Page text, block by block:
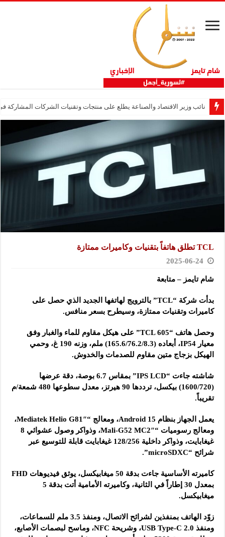
نائب وزير الاقتصاد والصناعة يطلع على منتجات وتقنيات الشركات المشاركة في
TCL تطلق هاتفاً بتقنيات وكاميرات ممتازة
2025-06-24
شام تايمز – متابعة
بدأت شركة “TCL” بالترويج لهاتفها الجديد الذي حصل على
كاميرات وتقنيات ممتازة، وسيطرح بسعر منافس.
وحصل هاتف “TCL 605” على هيكل مقاوم للماء والغبار وفق
معيار IP54، أبعاده (165.6/76.2/8.3) ملم، وزنه 190 غ، وحمي
الهيكل بزجاج متين مقاوم للصدمات والخدوش.
شاشته جاءت “IPS LCD” بمقاس 6.7 بوصة، دقة عرضها
(1600/720) بيكسل، ترددها 90 هيرتز، معدل سطوعها 480 شمعة/م
تقريباً.
يعمل الجهاز بنظام Android 15، ومعالج “Mediatek Helio G81″،
ومعالج رسوميات “Mali-G52 MC2″، وذواكر وصول عشوائي 8
غيغابايت، وذواكر داخلية 128/256 غيغابايت قابلة للتوسيع عبر
شرائح “microSDXC”.
كاميرته الأساسية جاءت بدقة 50 ميغابيكسل، يوثق فيديوهات FHD
بمعدل 30 إطاراً في الثانية، وكاميرته الأمامية أتت بدقة 5
ميغابيكسل.
زوّد الهاتف بمنفذين لشرائح الاتصال، ومنفذ 3.5 ملم للسماعات،
ومنفذ USB Type-C 2.0، وشريحة NFC، وماسح لبصمات الأصابع،